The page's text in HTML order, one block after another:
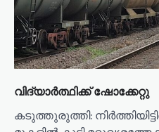
വിദ്യാർത്ഥിക്ക് ഷോക്കേറ്റു
കടുത്തുരുത്തി: